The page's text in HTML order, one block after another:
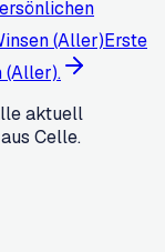
(Aller)Erste
(Aller).
aktuell
Celle.